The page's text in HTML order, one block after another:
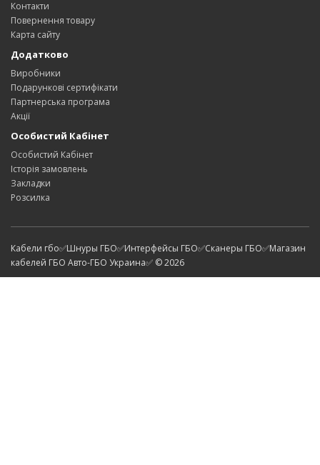
Контакти
Повернення товару
Карта сайту
Додатково
Виробники
Подарункові сертифікати
Партнерська програма
Акції
Особистий Кабінет
Особистий Кабінет
Історія замовлень
Закладки
Розсилка
Кабели гбо✅Шнуры ГБО✅Интерфейсы ГБО✅Сканеры ГБО✅Магазин
кабелей ГБО Авто-ГБО Украина✅ © 2026